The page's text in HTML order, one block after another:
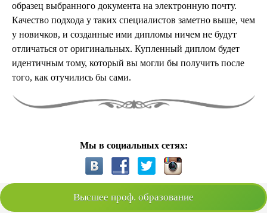
образец выбранного документа на электронную почту.
Качество подхода у таких специалистов заметно выше, чем
у новичков, и созданные ими дипломы ничем не будут
отличаться от оригинальных. Купленный диплом будет
идентичным тому, который вы могли бы получить после
того, как отучились бы сами.
Мы в социальных сетях:
Высшее проф. образование